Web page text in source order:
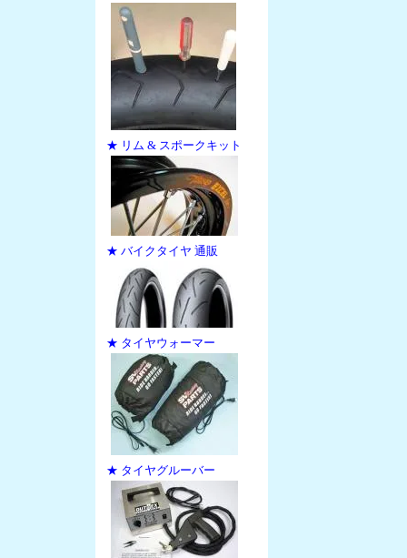
★ リム & スポークキット
★ バイクタイヤ 通販
★ タイヤウォーマー
★ タイヤグルーバー